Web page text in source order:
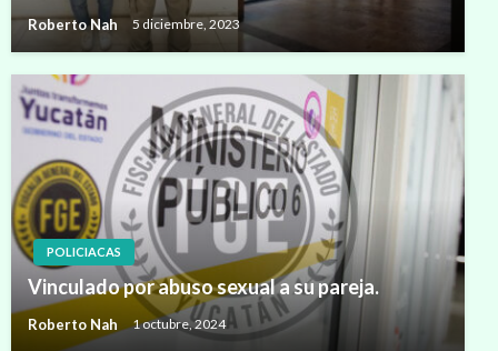
Roberto Nah 5 diciembre, 2023
POLICIACAS
Vinculado por abuso sexual a su pareja.
Roberto Nah 1 octubre, 2024